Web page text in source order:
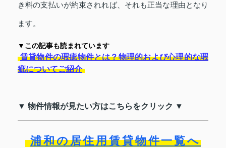
き料の支払いが約束されれば、それも正当な理由となり
ます。
▼この記事も読まれています
賃貸物件の瑕疵物件とは？物理的および心理的な瑕
疵についてご紹介
▼ 物件情報が見たい方はこちらをクリック ▼
浦和の居住用賃貸物件一覧へ